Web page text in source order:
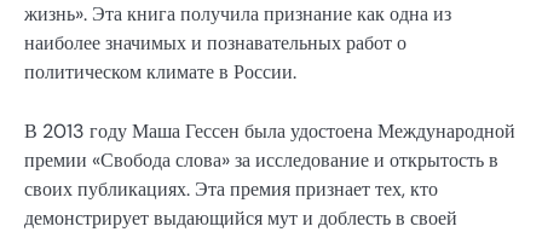
жизнь». Эта книга получила признание как одна из
наиболее значимых и познавательных работ о
политическом климате в России.
В 2013 году Маша Гессен была удостоена Международной
премии «Свобода слова» за исследование и открытость в
своих публикациях. Эта премия признает тех, кто
демонстрирует выдающийся мут и доблесть в своей